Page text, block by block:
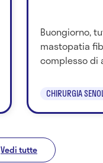
Buongiorno,
mastopatia
complesso di
CHIRURGIA
Vedi tutte